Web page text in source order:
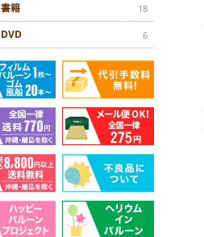
書籍 18
DVD 6